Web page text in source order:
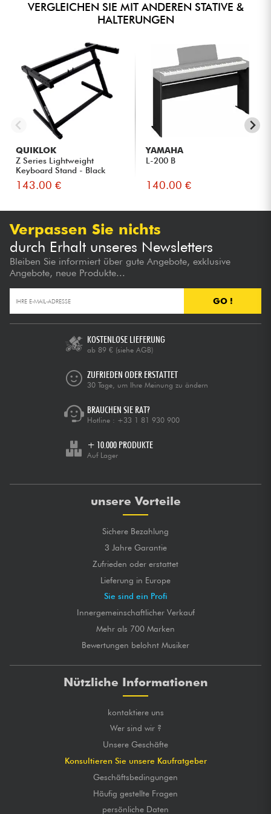
VERGLEICHEN SIE MIT ANDEREN STATIVE &
HALTERUNGEN
QUIKLOK
Z Series Lightweight
Keyboard Stand - Black
143.00 €
YAMAHA
L-200 B
140.00 €
Verpassen Sie nichts
durch Erhalt unseres Newsletters
Bleiben Sie informiert über gute Angebote, exklusive
Angebote, neue Produkte...
GO !
KOSTENLOSE LIEFERUNG
ab 89 € (siehe AGB)
ZUFRIEDEN ODER ERSTATTET
30 Tage, um Ihre Meinung zu ändern
BRAUCHEN SIE RAT?
Hotline : +33 1 81 930 900
+ 10.000 PRODUKTE
Auf Lager
unsere Vorteile
Sichere Bezahlung
3 Jahre Garantie
Zufrieden oder erstattet
Lieferung in Europe
Sie sind ein Profi
Innergemeinschaftlicher Verkauf
Mehr als 700 Marken
Bewertungen belohnt Musiker
Nützliche Informationen
kontaktiere uns
Wer sind wir ?
Unsere Geschäfte
Konsultieren Sie unsere Kaufratgeber
Geschäftsbedingungen
Häufig gestellte Fragen
persönliche Daten